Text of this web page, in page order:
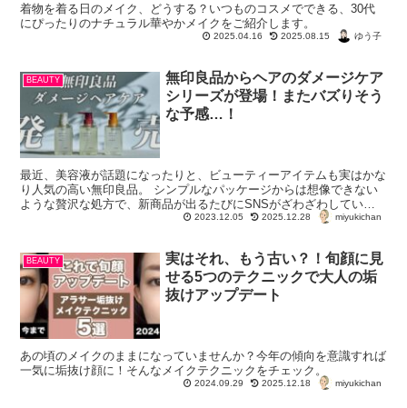
着物を着る日のメイク、どうする？いつものコスメでできる、30代
にぴったりのナチュラル華やかメイクをご紹介します。
2025.04.16 2025.08.15 ゆう子
BEAUTY
無印良品からヘアのダメージケア
シリーズが登場！またバズりそう
な予感…！
最近、美容液が話題になったりと、ビューティーアイテムも実はかな
り人気の高い無印良品。 シンプルなパッケージからは想像できない
ような贅沢な処方で、新商品が出るたびにSNSがざわざわしていま
す。 さて、今回もまた新たな注目アイテム...
2023.12.05 2025.12.28 miyukichan
BEAUTY
実はそれ、もう古い？！旬顔に見
せる5つのテクニックで大人の垢
抜けアップデート
あの頃のメイクのままになっていませんか？今年の傾向を意識すれば
一気に垢抜け顔に！そんなメイクテクニックをチェック。
2024.09.29 2025.12.18 miyukichan